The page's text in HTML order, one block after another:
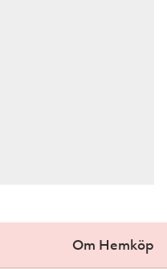
Om Hemköp